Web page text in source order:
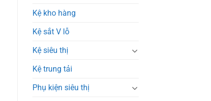
Kệ kho hàng
Kệ sắt V lỗ
Kệ siêu thị
Kệ trung tải
Phụ kiện siêu thị